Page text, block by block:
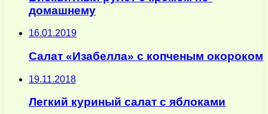
домашнему
16.01.2019
Салат «Изабелла» с копченым окороком
19.11.2018
Легкий куриный салат с яблоками